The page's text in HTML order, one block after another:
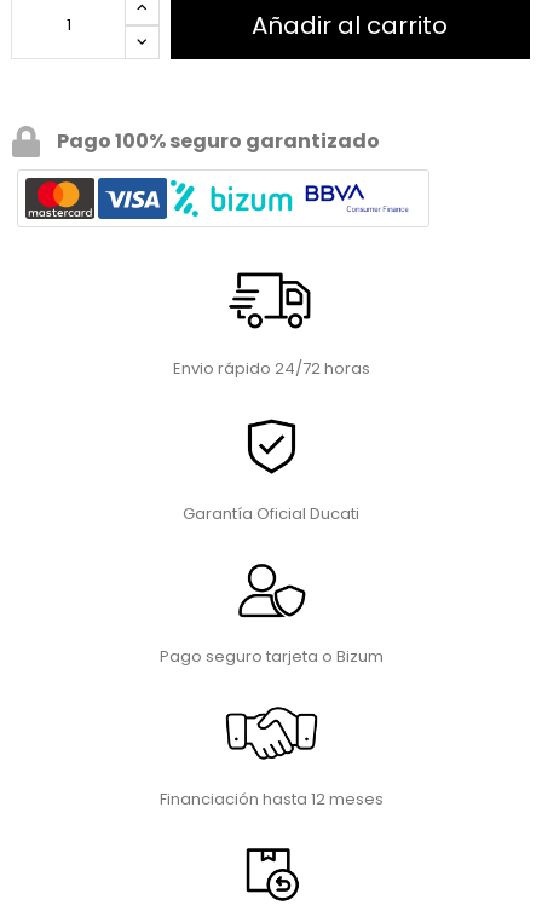
Añadir al carrito
Pago 100% seguro garantizado
Envio rápido 24/72 horas
Garantía Oficial Ducati
Pago seguro tarjeta o Bizum
Financiación hasta 12 meses